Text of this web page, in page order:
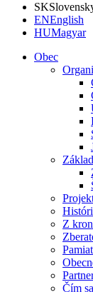
SK
ENEnglish
HUMagyar
Obec
Z
Čím